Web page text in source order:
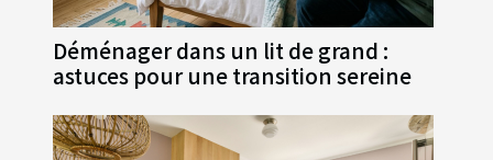
Déménager dans un lit de grand :
astuces pour une transition sereine